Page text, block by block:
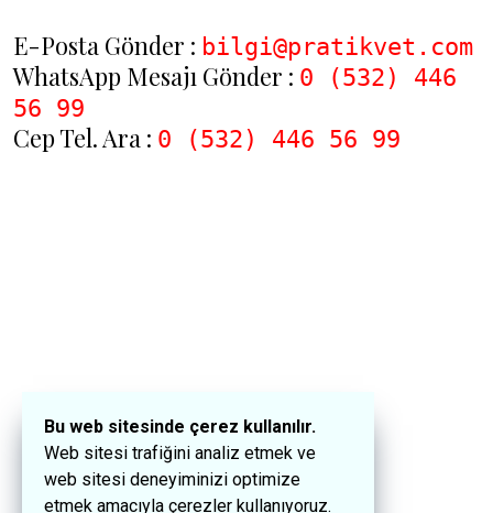
E-Posta Gönder : bilgi@pratikvet.com
WhatsApp Mesajı Gönder : 0 (532) 446
56 99
Cep Tel. Ara : 0 (532) 446 56 99
Bu web sitesinde çerez kullanılır.
Web sitesi trafiğini analiz etmek ve
web sitesi deneyiminizi optimize
etmek amacıyla çerezler kullanıyoruz.